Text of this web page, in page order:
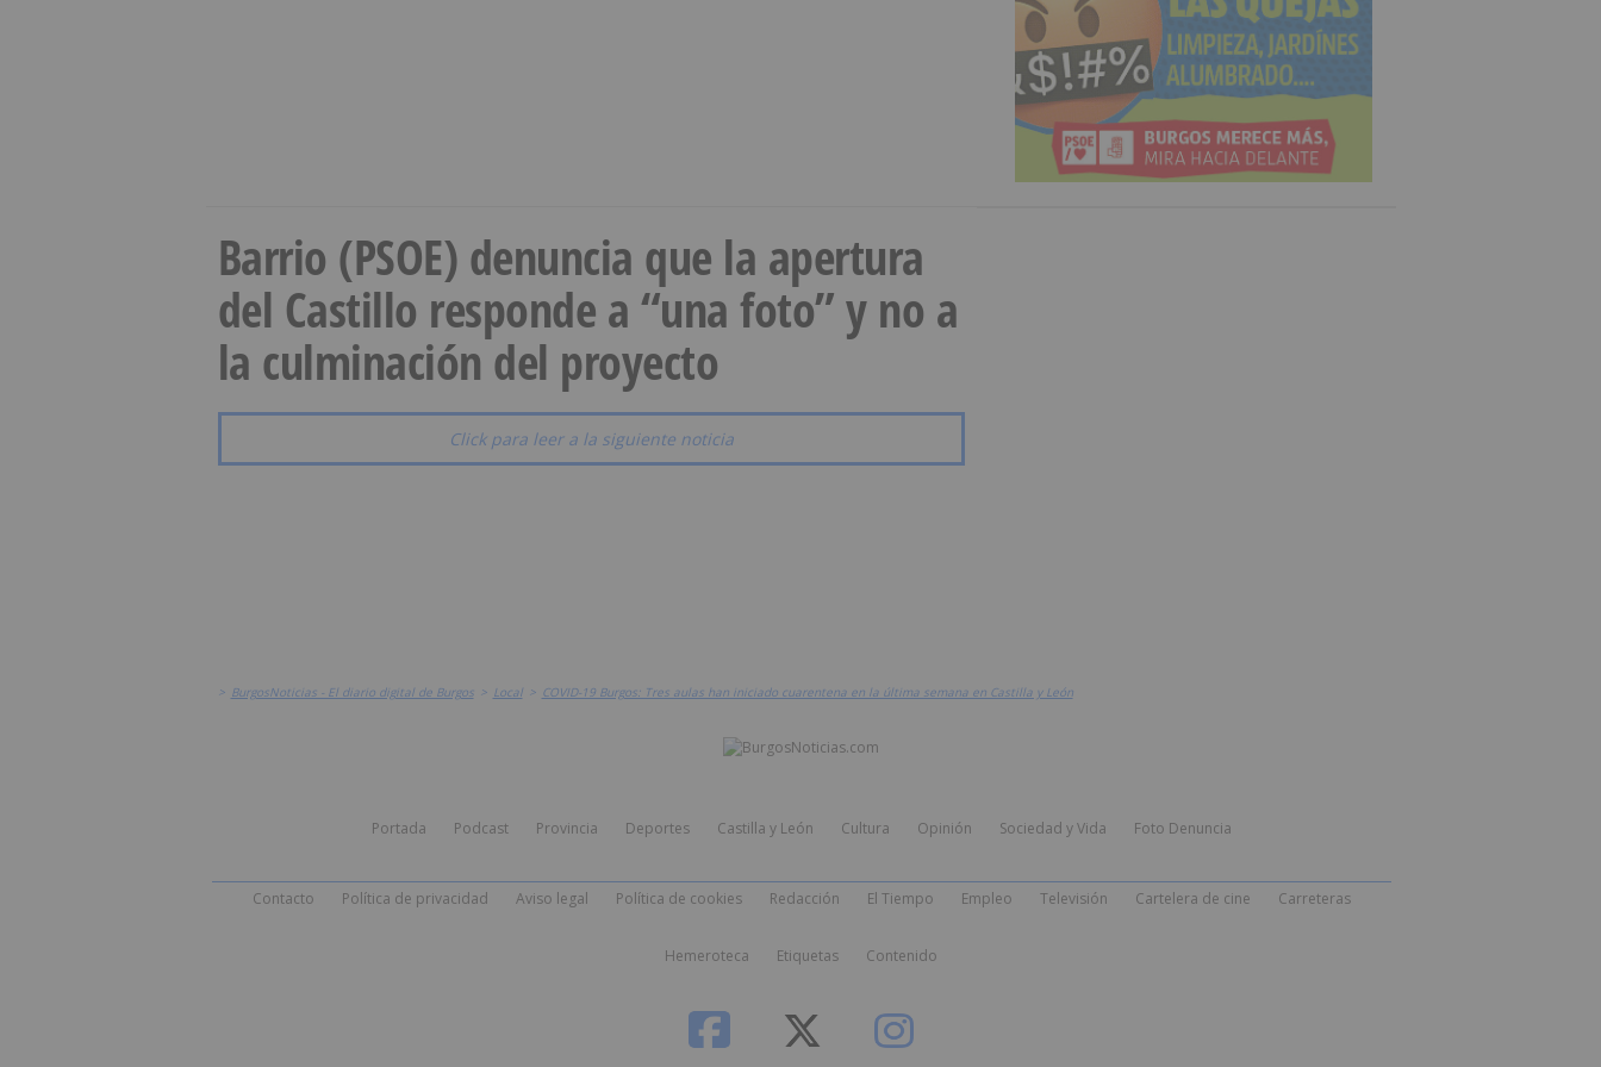
Barrio (PSOE) denuncia que la apertura
del Castillo responde a “una foto” y no a
la culminación del proyecto
Click para leer a la siguiente noticia
> BurgosNoticias - El diario digital de Burgos > Local > COVID-19 Burgos: Tres aulas han iniciado cuarentena en la última semana en Castilla y León
Portada Podcast Provincia Deportes Castilla y León Cultura Opinión Sociedad y Vida Foto Denuncia
Contacto Política de privacidad Aviso legal Política de cookies Redacción El Tiempo Empleo Televisión Cartelera de cine Carreteras
Hemeroteca Etiquetas Contenido